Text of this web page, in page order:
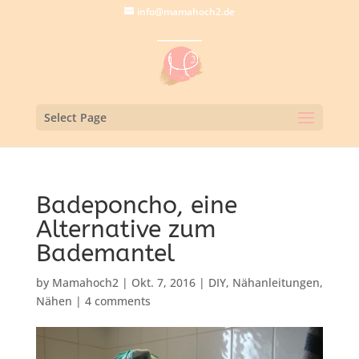
info@mamahoch2.de
Select Page
Badeponcho, eine
Alternative zum
Bademantel
by Mamahoch2| Okt. 7, 2016| DIY, Nähanleitungen,
Nähen | 4 comments